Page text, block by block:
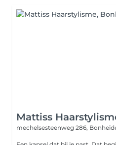
Mattiss
mechelsesteenweg 286,